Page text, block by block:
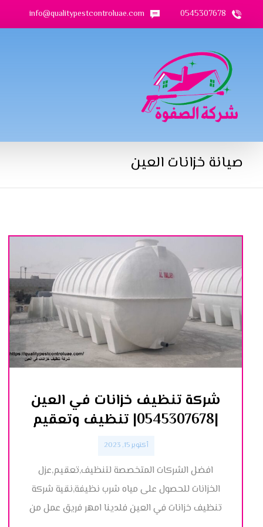
0545307678
info@qualitypestcontroluae.com
صيانة خزانات العين
شركة تنظيف خزانات في العين
|0545307678| تنظيف وتعقيم
أكتوبر 15, 2023
افضل الشركات المتخصصة لتنظيف,تعقيم,عزل
الخزانات للحصول على مياه شرب نظيفة,نقية شركة
تنظيف خزانات في العين فلدينا امهر فريق عمل من